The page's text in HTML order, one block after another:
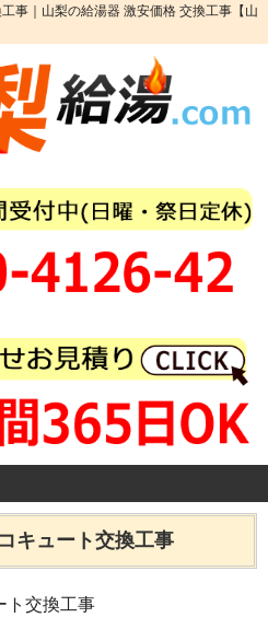
事｜山梨の給湯器 激安価格 交換工事【山
キュート交換工事
ト交換工事